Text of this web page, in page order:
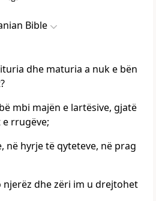
Bible
dhe maturia a nuk e bën
mbi majën e lartësive, gjatë
rrugëve;
në hyrje të qyteteve, në prag
njerëz dhe zëri im u drejtohet